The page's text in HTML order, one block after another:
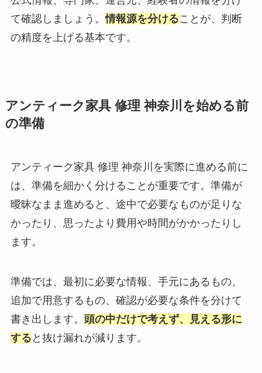
て確認しましょう。情報源を分けることが、判断
の精度を上げる基本です。
アンティーク家具 修理 神奈川を始める前
の準備
アンティーク家具 修理 神奈川を実際に進める前に
は、準備を細かく分けることが重要です。準備が
曖昧なまま進めると、途中で必要なものが足りな
かったり、思ったより費用や時間がかかったりし
ます。
準備では、最初に必要な情報、手元にあるもの、
追加で用意するもの、確認が必要な条件を分けて
書き出します。 頭の中だけで考えず、見える形に
する と抜け漏れが減ります。